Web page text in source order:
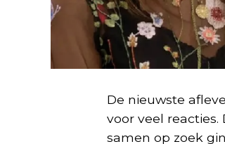
De nieuwste
voor veel
samen op zoek